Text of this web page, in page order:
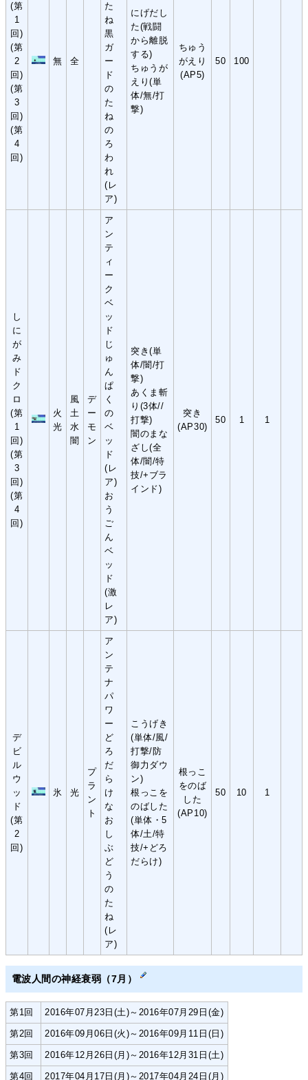
(第
1
回)
(第
2
回)
(第
3
回)
(第
4
回)
無 全
た
ね
黒
ガ
ー
ド
の
た
ね
の
ろ
わ
れ
(レ
ア)
にげだし
た(戦闘
から離脱
する)
ちゅうが
えり(単
体/無/打
撃)
ちゅう
がえり
(AP5)
50 100
し
に
が
み
ド
ク
ロ
(第
1
回)
(第
3
回)
(第
4
回)
火
光
風
土
水
闇
デ
ー
モ
ン
ア
ン
テ
ィ
ー
ク
ベ
ッ
ド
じ
ゅ
ん
ぱ
く
の
ベ
ッ
ド
(レ
ア)
お
う
ご
ん
ベ
ッ
ド
(激
レ
ア)
突き(単
体/闇/打
撃)
あくま斬
り(3体//
打撃)
闇のまな
ざし(全
体/闇/特
技/+ブラ
インド)
突き
(AP30)
50 1 1
デ
ビ
ル
ウ
ッ
ド
(第
2
回)
氷 光
プ
ラ
ン
ト
ア
ン
テ
ナ
パ
ワ
ー
ど
ろ
だ
ら
け
な
お
し
ぶ
ど
う
の
た
ね
(レ
ア)
こうげき
(単体/風/
打撃/防
御力ダウ
ン)
根っこを
のばした
(単体・5
体/土/特
技/+どろ
だらけ)
根っこ
をのば
した
(AP10)
50 10 1
電波人間の神経衰弱（7月）
第1回 2016年07月23日(土)～2016年07月29日(金)
第2回 2016年09月06日(火)～2016年09月11日(日)
第3回 2016年12月26日(月)～2016年12月31日(土)
第4回 2017年04月17日(月)～2017年04月24日(月)